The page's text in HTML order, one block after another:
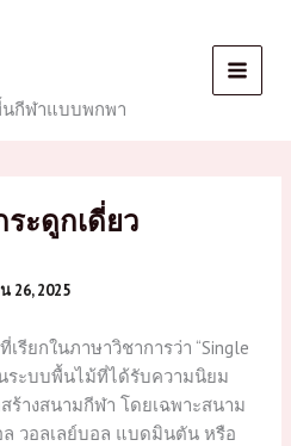
นกีฬาแบบพกพา
ะดูกเดี่ยว
26, 2025
รียกในภาษาวิชาการว่า “Single
นระบบพื้นไม้ที่ได้รับความนิยม
ร้างสนามกีฬา โดยเฉพาะสนาม
วอลเลย์บอล แบดมินตัน หรือ